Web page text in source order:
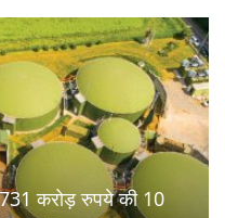
करोड़ रुपये की 10